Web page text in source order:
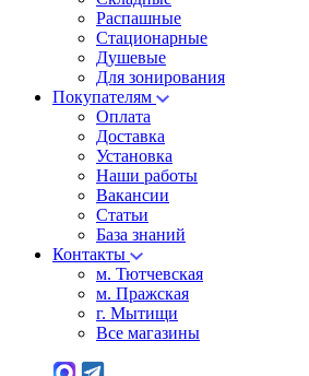
Распашные
Стационарные
Душевые
Для зонирования
Покупателям
Оплата
Доставка
Установка
Наши работы
Вакансии
Статьи
База знаний
Контакты
м. Тютчевская
м. Пражская
г. Мытищи
Все магазины